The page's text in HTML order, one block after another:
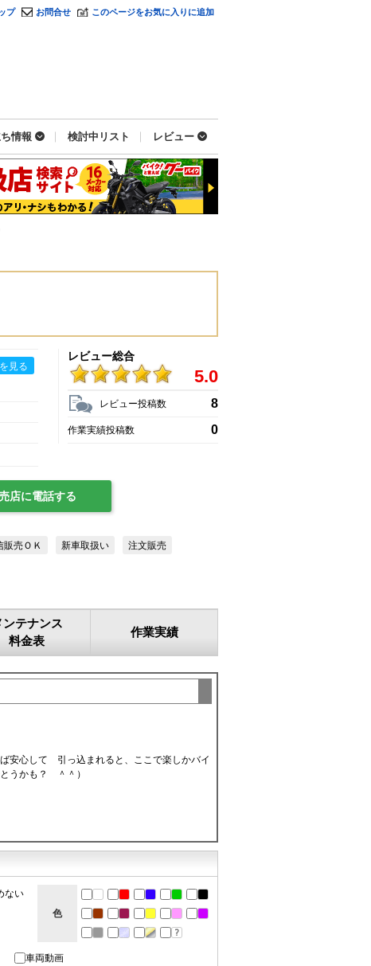
プ お問合せ このページをお気に入りに追加
情報 検討中リスト レビュー
見る
レビュー総合
5.0
レビュー投稿数 8
作業実績投稿数 0
店に電話する
販売ＯＫ 新車取扱い 注文販売
ンテナンス
料金表
作業実績
安心して 引っ込まれると、ここで楽しかバイ
うかも？ ＾＾）
ない
色
車両動画